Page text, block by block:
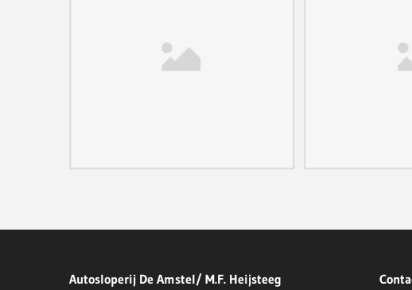
Autosloperij De Amstel/ M.F. Heijsteeg